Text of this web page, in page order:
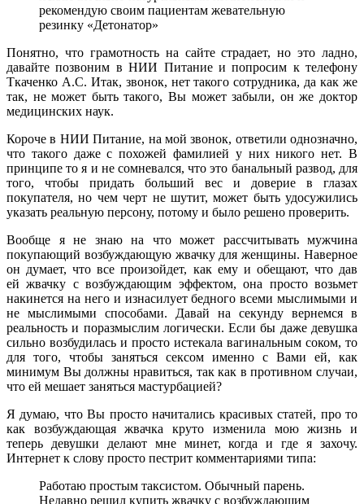
рекомендую своим пациентам жевательную
резинку «Детонатор»
Понятно, что грамотность на сайте страдает, но это ладно,
давайте позвоним в НИИ Питание и попросим к телефону
Ткаченко А.С. Итак, звонок, нет такого сотрудника, да как же
так, не может быть такого, Вы может забыли, он же доктор
медицинских наук.
Короче в НИИ Питание, на мой звонок, ответили однозначно,
что такого даже с похожей фамилией у них никого нет. В
принципе то я и не сомневался, что это банальный развод, для
того, чтобы придать больший вес и доверие в глазах
покупателя, но чем черт не шутит, может быть удосужились
указать реальную персону, потому и было решено проверить.
Вообще я не знаю на что может рассчитывать мужчина
покупающий возбуждающую жвачку для женщины. Наверное
он думает, что все произойдет, как ему и обещают, что дав
ей жвачку с возбуждающим эффектом, она просто возьмет
накинется на него и изнасилует бедного всеми мыслимыми и
не мыслимыми способами. Давай на секунду вернемся в
реальность и поразмыслим логически. Если бы даже девушка
сильно возбудилась и просто истекала вагинальным соком, то
для того, чтобы заняться сексом именно с Вами ей, как
минимум Вы должны нравиться, так как в противном случаи,
что ей мешает заняться мастурбацией?
Я думаю, что Вы просто начитались красивых статей, про то
как возбуждающая жвачка круто изменила мою жизнь и
теперь девушки делают мне минет, когда и где я захочу.
Интернет к слову просто пестрит комментариями типа:
Работаю простым таксистом. Обычный парень.
Недавно решил купить жвачку с возбуждающим